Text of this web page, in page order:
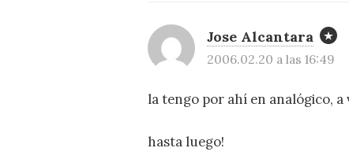
Jose Alcantara
2006.02.20 a las 16:49
la tengo por ahí en analógico,
hasta luego!